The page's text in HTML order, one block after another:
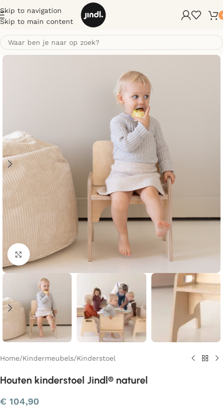
Skip to navigation
Skip to main content
Klik om te vergroten
Home/Kindermeubels/Kinderstoel
Houten kinderstoel Jindl® naturel
€ 104,90